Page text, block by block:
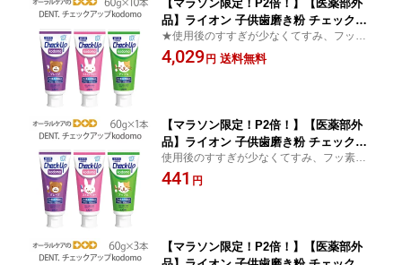
【マラソン限定！P2倍！】【医薬部外
品】ライオン 子供歯磨き粉 チェックア
ップコドモ 歯みがき粉 フッ素 DENT C
heck-Up チェックアップ kodomo 60g
★使用後のすすぎが少なくてすみ、フッ素
を口腔内に保持しやすい歯磨き粉 フッ素 チ
ェックアップスタンダード
4,029 円 送料無料
【マラソン限定！P2倍！】【医薬部外
品】ライオン 子供歯磨き粉 チェックア
ップコドモ 歯みがき粉 フッ素 DENT C
heck-Up チェックアップ kodomo 60g
使用後のすすぎが少なくてすみ、フッ素を
口腔内に保持しやすい歯磨き粉。キシリト
ール配合。
441 円
【マラソン限定！P2倍！】【医薬部外